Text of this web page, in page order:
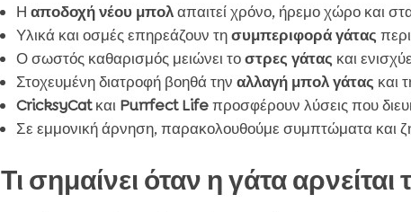
Η αποδοχή νέου μπολαπαιτεί χρόνο, ήρεμο χώρο και
Υλικά και οσμές επηρεάζουν τησυμπεριφορά γάτας
Ο σωστός καθαρισμός μειώνει τοστρες γάτας και
Στοχευμένη διατροφή βοηθά την αλλαγή μπολ γάτας και
CricksyCatκαι Purrfect Lifeπροσφέρουν λύσεις που
Σε εμμονική άρνηση, παρακολουθούμε συμπτώματα και
Τι σημαίνει όταν η γάτα